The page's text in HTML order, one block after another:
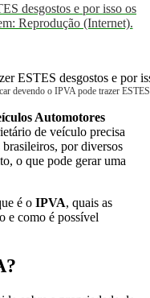
desgostos e por isso os
Reprodução (Internet).
devendo o IPVA pode trazer
Automotores
de veículo precisa
por diversos
o que pode gerar uma
é o IPVA, quais as
e como é possível